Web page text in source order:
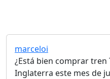
marceloi
¿Está bien comprar tren
Inglaterra este mes de